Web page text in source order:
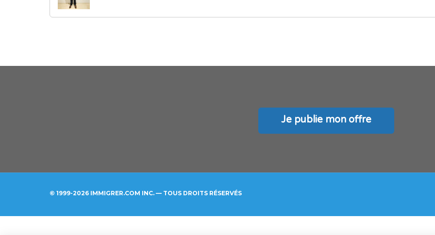
Je publie mon offre
© 1999-2026 IMMIGRER.COM INC. — TOUS DROITS RÉSERVÉS